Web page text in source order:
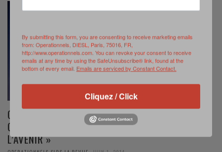
GÉNÉRAL PALOMÉROS, SUPREME ALLIED
COMMANDER TRANSFORMATION : « DÉFRICHER
L’AVENIR »
By submitting this form, you are consenting to receive marketing emails
from: Operationnels, DIESL, Paris, 75016, FR,
http://www.operationnels.com. You can revoke your consent to receive
emails at any time by using the SafeUnsubscribe® link, found at the
bottom of every email. Emails are serviced by Constant Contact.
Cliquez / Click